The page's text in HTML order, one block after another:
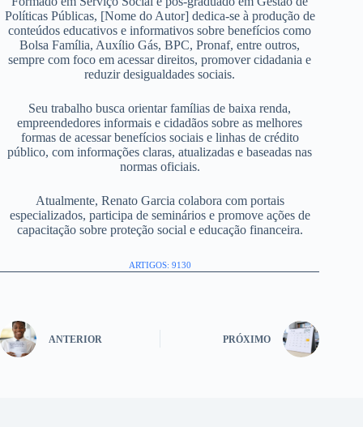
Políticas Públicas, [Nome do Autor] dedica-se à produção de
conteúdos educativos e informativos sobre benefícios como
Bolsa Família, Auxílio Gás, BPC, Pronaf, entre outros,
sempre com foco em acessar direitos, promover cidadania e
reduzir desigualdades sociais.
Seu trabalho busca orientar famílias de baixa renda,
empreendedores informais e cidadãos sobre as melhores
formas de acessar benefícios sociais e linhas de crédito
público, com informações claras, atualizadas e baseadas nas
normas oficiais.
Atualmente, Renato Garcia colabora com portais
especializados, participa de seminários e promove ações de
capacitação sobre proteção social e educação financeira.
ARTIGOS: 9130
ANTERIOR PRÓXIMO